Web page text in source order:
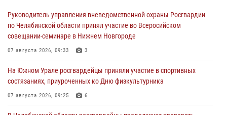
Руководитель управления вневедомственной охраны Росгвардии
по Челябинской области принял участие во Всеросийском
совещании-семинаре в Нижнем Новгороде
07 августа 2026, 09:33 3
На Южном Урале росгвардейцы приняли участие в спортивных
состязаниях, приуроченных ко Дню физкультурника
07 августа 2026, 09:25 6